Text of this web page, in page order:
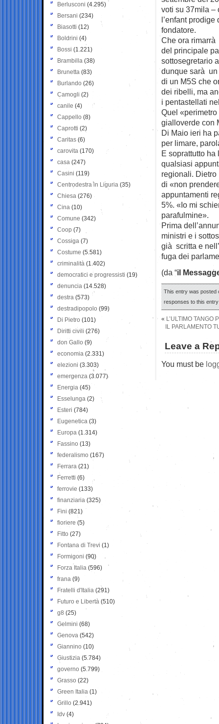
voti su 37mila –
l’enfant
fondatore.
Che ora rimarrà
del principale
sottosegretario
dunque sarà un
di un M5S che
dei ribelli, ma
i pentastellati
Quel
gialloverde con
Di Maio ieri ha
per limare,
E soprattutto
qualsiasi
regionali. Dietro
di «non
appuntamenti
5%. «Io mi
parafulmine».
Prima
ministri e i
già scritta e
fuga dei
(da “il
This entry was posted
responses to this
« L’ULTIMO TANGO
IL PARLAMENTO
Leave a
You must be
Berlusconi (4.295)
Bersani (234)
Biasotti (12)
Boldrini (4)
Bossi (1.221)
Brambilla (38)
Brunetta (83)
Burlando (26)
Camogli (2)
canile (4)
Cappello (8)
Caprotti (2)
Caritas (6)
carovita (170)
casa (247)
Casini (119)
Centrodestra in Liguria (35)
Chiesa (276)
Cina (10)
Comune (342)
Coop (7)
Cossiga (7)
Costume (5.581)
criminalità (1.402)
democratici e progressisti (19)
denuncia (14.528)
destra (573)
destradipopolo (99)
Di Pietro (101)
Diritti civili (276)
don Gallo (9)
economia (2.331)
elezioni (3.303)
emergenza (3.077)
Energia (45)
Esselunga (2)
Esteri (784)
Eugenetica (3)
Europa (1.314)
Fassino (13)
federalismo (167)
Ferrara (21)
Ferretti (6)
ferrovie (133)
finanziaria (325)
Fini (821)
fioriere (5)
Fitto (27)
Fontana di Trevi (1)
Formigoni (90)
Forza Italia (596)
frana (9)
Fratelli d'Italia (291)
Futuro e Libertà (510)
g8 (25)
Gelmini (68)
Genova (542)
Giannino (10)
Giustizia (5.784)
governo (5.799)
Grasso (22)
Green Italia (1)
Grillo (2.941)
Idv (4)